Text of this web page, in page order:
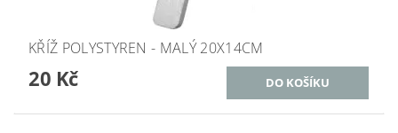
KŘÍŽ POLYSTYREN - MALÝ 20X14CM
20 Kč